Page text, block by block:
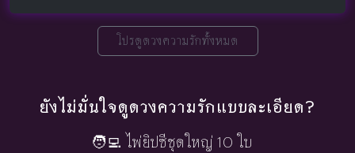
โปรดูดวงความรักทั้งหมด
ยังไม่มั่นใจดูดวงความรักแบบละเอียด?
🧑‍💻 ไพ่ยิปซีชุดใหญ่ 10 ใบ